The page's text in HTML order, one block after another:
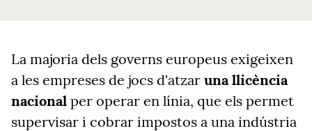
La majoria dels governs europeus exigeixen
a les empreses de jocs d'atzar una llicència
nacional per operar en línia, que els permet
supervisar i cobrar impostos a una indústria